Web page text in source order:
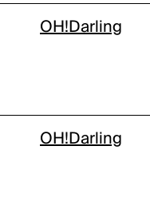
OH!Darling
OH!Darling